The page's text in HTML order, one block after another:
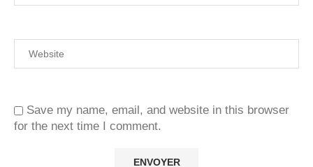
Save my name, email, and website in this browser
for the next time I comment.